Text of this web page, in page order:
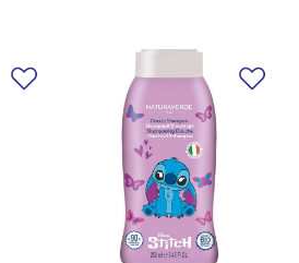
Добави в любими